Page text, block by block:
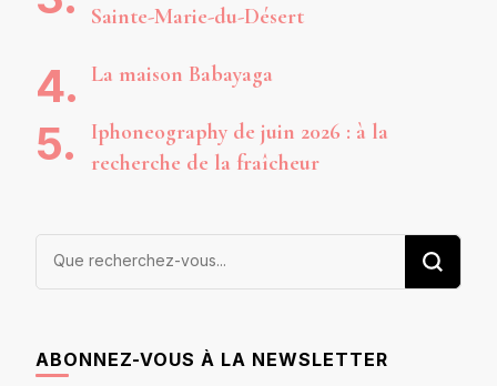
Sainte-Marie-du-Désert
La maison Babayaga
Iphoneography de juin 2026 : à la
recherche de la fraîcheur
Vous
ABONNEZ-VOUS À LA NEWSLETTER